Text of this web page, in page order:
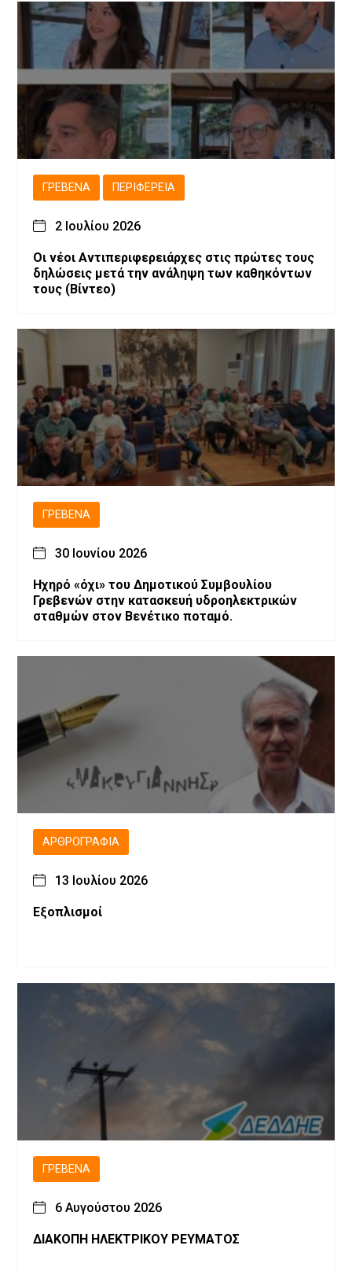
ΓΡΕΒΕΝΆ ΠΕΡΙΦΈΡΕΙΑ
2 Ιουλίου 2026
Οι νέοι Αντιπεριφερειάρχες στις πρώτες τους
δηλώσεις μετά την ανάληψη των καθηκόντων
τους (Βίντεο)
ΓΡΕΒΕΝΆ
30 Ιουνίου 2026
Ηχηρό «όχι» του Δημοτικού Συμβουλίου
Γρεβενών στην κατασκευή υδροηλεκτρικών
σταθμών στον Βενέτικο ποταμό.
ΑΡΘΡΟΓΡΑΦΊΑ
13 Ιουλίου 2026
Εξοπλισμοί
ΓΡΕΒΕΝΆ
6 Αυγούστου 2026
ΔΙΑΚΟΠΗ ΗΛΕΚΤΡΙΚΟΥ ΡΕΥΜΑΤΟΣ